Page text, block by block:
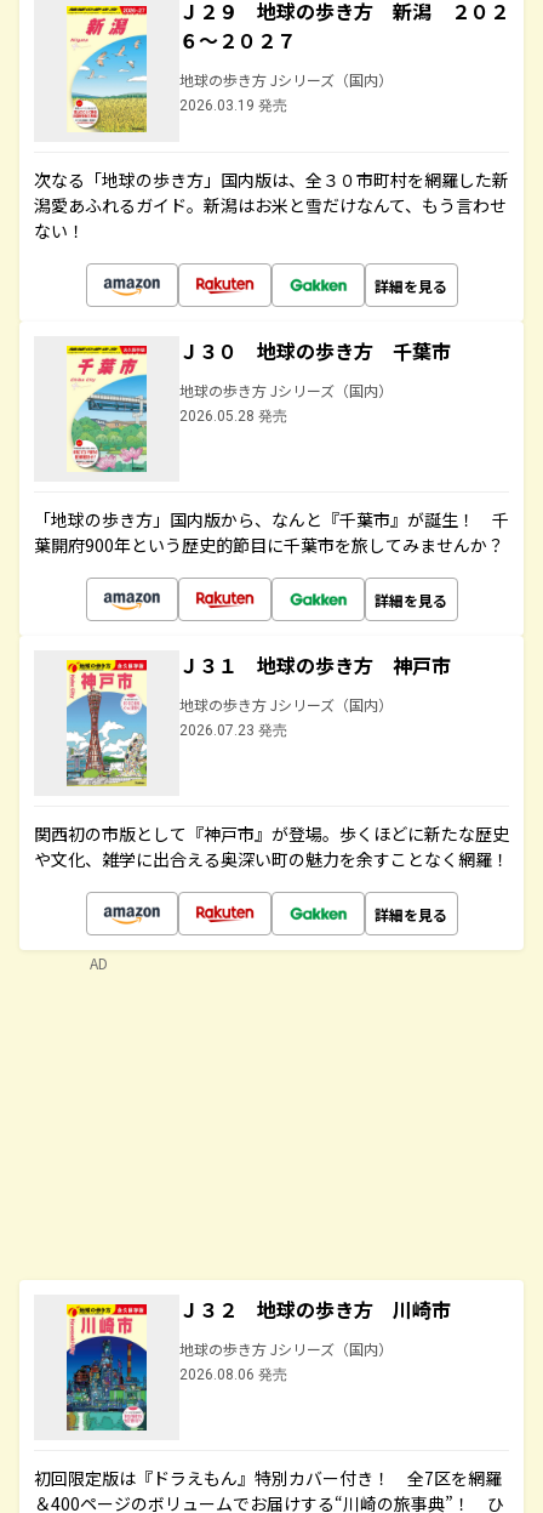
Ｊ２９ 地球の歩き方 新潟 ２０２
６～２０２７
地球の歩き方 Jシリーズ（国内）
2026.03.19 発売
次なる「地球の歩き方」国内版は、全３０市町村を網羅した新
潟愛あふれるガイド。新潟はお米と雪だけなんて、もう言わせ
ない！
詳細を見る
Ｊ３０ 地球の歩き方 千葉市
地球の歩き方 Jシリーズ（国内）
2026.05.28 発売
「地球の歩き方」国内版から、なんと『千葉市』が誕生！ 千
葉開府900年という歴史的節目に千葉市を旅してみませんか？
詳細を見る
Ｊ３１ 地球の歩き方 神戸市
地球の歩き方 Jシリーズ（国内）
2026.07.23 発売
関西初の市版として『神戸市』が登場。歩くほどに新たな歴史
や文化、雑学に出合える奥深い町の魅力を余すことなく網羅！
詳細を見る
Ｊ３２ 地球の歩き方 川崎市
地球の歩き方 Jシリーズ（国内）
2026.08.06 発売
初回限定版は『ドラえもん』特別カバー付き！ 全7区を網羅
＆400ページのボリュームでお届けする“川崎の旅事典”！ ひ
AD